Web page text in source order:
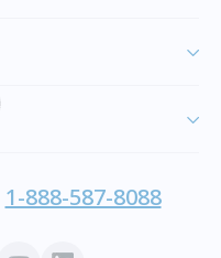
1-888-587-8088